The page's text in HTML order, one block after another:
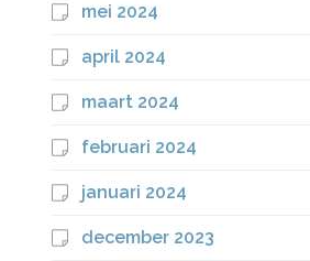
mei 2024
april 2024
maart 2024
februari 2024
januari 2024
december 2023